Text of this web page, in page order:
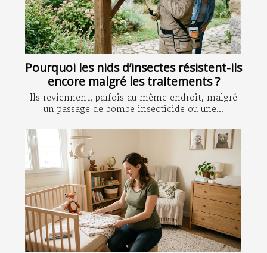
Pourquoi les nids d’insectes résistent-ils
encore malgré les traitements ?
Ils reviennent, parfois au même endroit, malgré
un passage de bombe insecticide ou une...